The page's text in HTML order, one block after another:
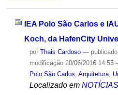
IEA Polo São Carlos e
Koch, da HafenCity
por Thais Cardoso — publicado
modificação20/06/2016 14:55
Polo São Carlos Arquitetura,
Localizado em NOTÍCIAS